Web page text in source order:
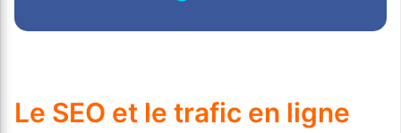
Le SEO et le trafic en ligne